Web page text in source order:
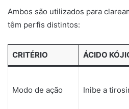
Ambos são utilizados para
têm perfis distintos:
CRITÉRIO ÁCIDO
Modo de ação Inibe a